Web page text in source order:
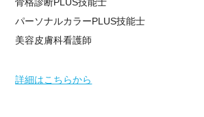
パーソナルカラーPLUS技能士
美容皮膚科看護師
詳細はこちらから